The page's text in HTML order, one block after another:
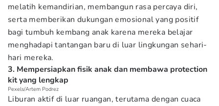
melatih kemandirian, membangun rasa percaya diri,
serta memberikan dukungan emosional yang positif
bagi tumbuh kembang anak karena mereka belajar
menghadapi tantangan baru di luar lingkungan sehari-
hari mereka.
3. Mempersiapkan fisik anak dan membawa protection
kit yang lengkap
Pexels/Artem Podrez
Liburan aktif di luar ruangan, terutama dengan cuaca